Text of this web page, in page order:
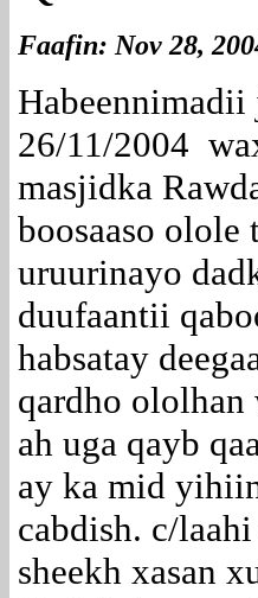
Faafin: Nov 28,
Habeennimadii
26/11/2004
masjidka
boosaaso olole
uruurinayo
duufaantii
habsatay
qardho ololhan
ah uga qayb
ay ka mid
cabdish. c/
sheekh xasan